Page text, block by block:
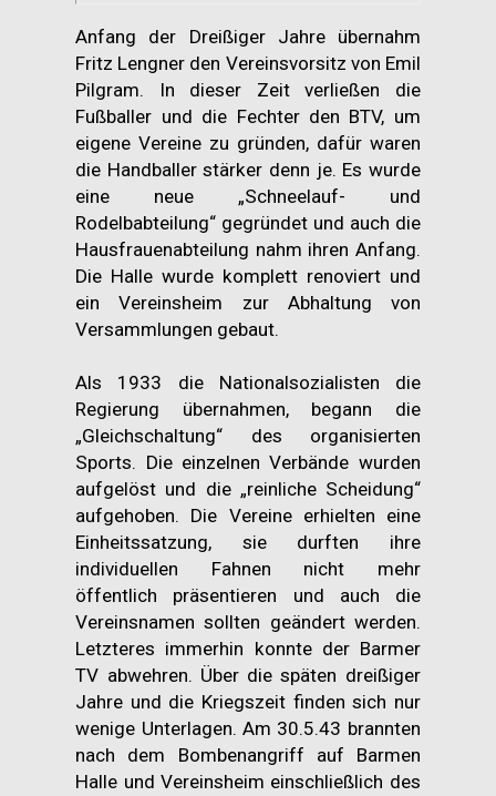
Anfang der Dreißiger Jahre übernahm
Fritz Lengner den Vereinsvorsitz von Emil
Pilgram. In dieser Zeit verließen die
Fußballer und die Fechter den BTV, um
eigene Vereine zu gründen, dafür waren
die Handballer stärker denn je. Es wurde
eine neue „Schneelauf- und
Rodelbabteilung“ gegründet und auch die
Hausfrauenabteilung nahm ihren Anfang.
Die Halle wurde komplett renoviert und
ein Vereinsheim zur Abhaltung von
Versammlungen gebaut.
Als 1933 die Nationalsozialisten die
Regierung übernahmen, begann die
„Gleichschaltung“ des organisierten
Sports. Die einzelnen Verbände wurden
aufgelöst und die „reinliche Scheidung“
aufgehoben. Die Vereine erhielten eine
Einheitssatzung, sie durften ihre
individuellen Fahnen nicht mehr
öffentlich präsentieren und auch die
Vereinsnamen sollten geändert werden.
Letzteres immerhin konnte der Barmer
TV abwehren. Über die späten dreißiger
Jahre und die Kriegszeit finden sich nur
wenige Unterlagen. Am 30.5.43 brannten
nach dem Bombenangriff auf Barmen
Halle und Vereinsheim einschließlich des